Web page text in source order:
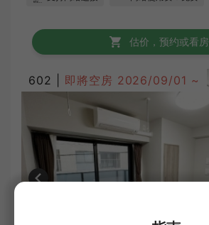
估价，预约或看房
602 | 即將空房 2026/09/01 ~